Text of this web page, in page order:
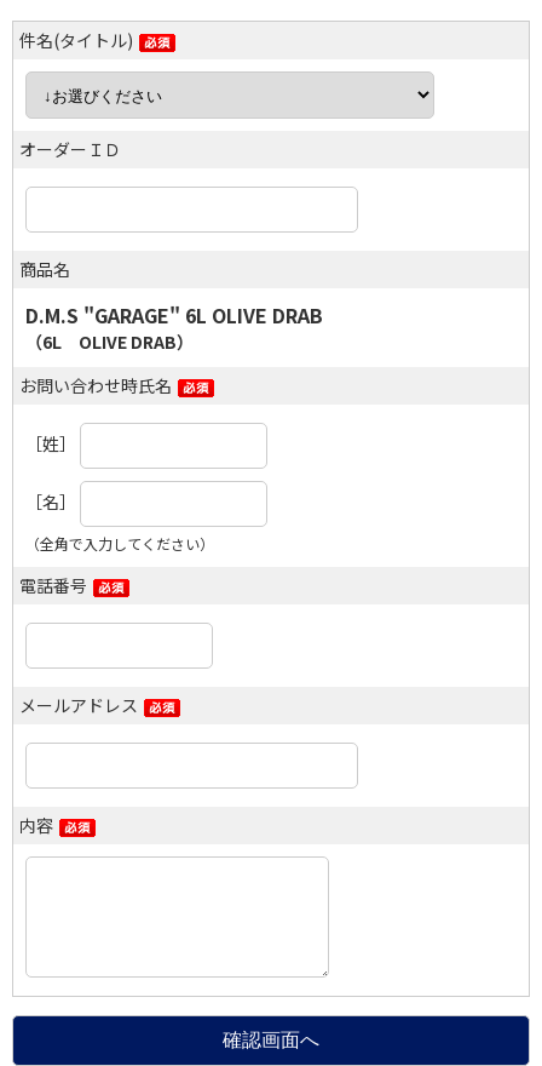
件名(タイトル)
オーダーＩＤ
商品名
D.M.S "GARAGE" 6L OLIVE DRAB
（6L OLIVE DRAB）
お問い合わせ時氏名
［姓］
［名］
（全角で入力してください）
電話番号
メールアドレス
内容